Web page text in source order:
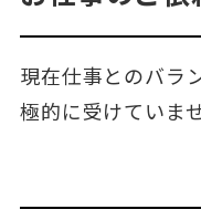
現在仕事とのバラ
極的に受けていま